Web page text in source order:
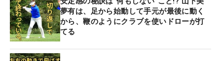
夢有は、足から始動して手元が最後に動く
から、鞭のようにクラブを使いドローが打
てる